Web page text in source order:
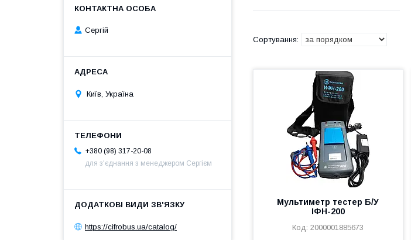
Мультиметр тестер Б/У
ІФН-200
2000001885673
Сергій
Київ, Україна
+380 (98) 317-20-08
для з'єднання з менеджером Сергієм
https://cifrobus.ua/catalog/